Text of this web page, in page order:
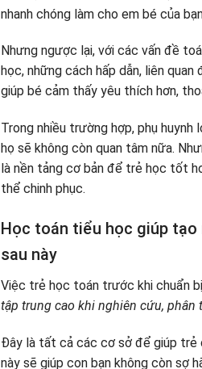
nhanh chóng làm cho em bé của
Nhưng ngược lại, với các vấn đề
học, những cách hấp dẫn, liên
giúp bé cảm thấy yêu thích hơn,
Trong nhiều trường hợp, phụ
họ sẽ không còn quan tâm nữa.
là nền tảng cơ bản để trẻ học tốt
thể chinh phục.
Học toán tiểu học giúp
sau này
Việc trẻ học toán trước khi chuẩn
tập trung cao khi nghiên cứu,
Đây là tất cả các cơ sở để giúp trẻ
này sẽ giúp con bạn không còn sợ